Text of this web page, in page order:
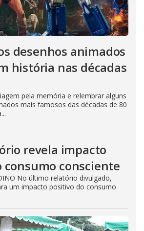
desenhos animados
história nas décadas
pela memória e relembrar alguns
mais famosos das décadas de 80
revela impacto
consumo consciente
No último relatório divulgado,
um impacto positivo do consumo